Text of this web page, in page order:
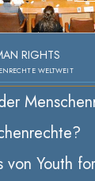
RIGHTS
WELTWEIT
von Youth